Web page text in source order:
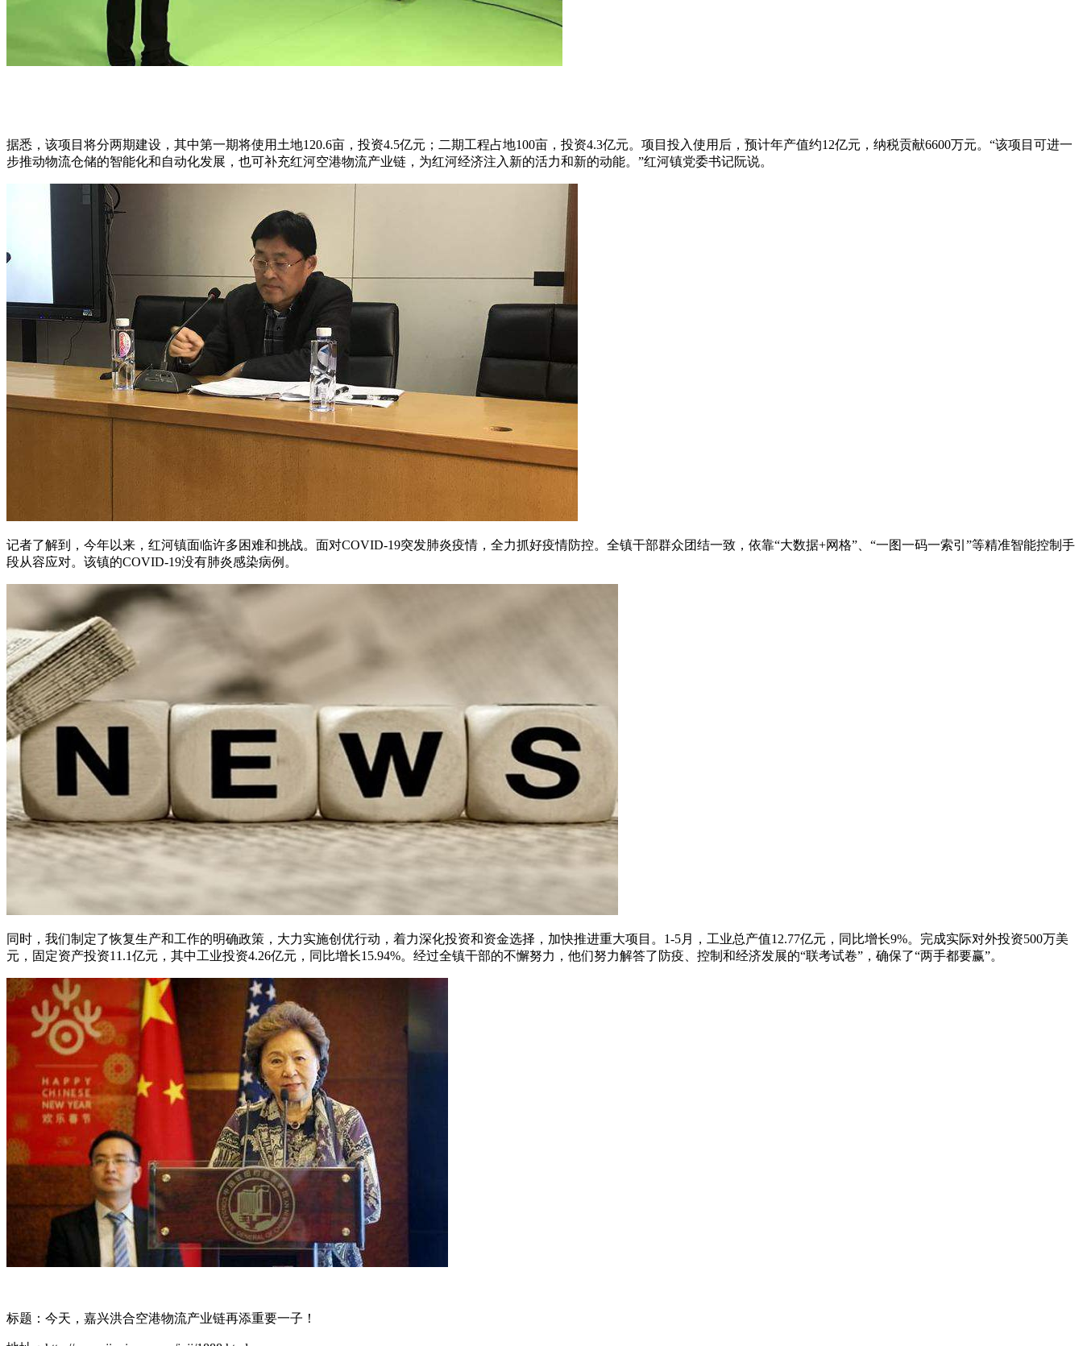
据悉，该项目将分两期建设，其中第一期将使用土地120.6亩，投资4.5亿元；二期工程占地100亩，投资4.3亿元。项目投入使用后，预计年产值约12亿元，纳税贡献6600万元。“该项目可进一
步推动物流仓储的智能化和自动化发展，也可补充红河空港物流产业链，为红河经济注入新的活力和新的动能。”红河镇党委书记阮说。
记者了解到，今年以来，红河镇面临许多困难和挑战。面对COVID-19突发肺炎疫情，全力抓好疫情防控。全镇干部群众团结一致，依靠“大数据+网格”、“一图一码一索引”等精准智能控制手
段从容应对。该镇的COVID-19没有肺炎感染病例。
同时，我们制定了恢复生产和工作的明确政策，大力实施创优行动，着力深化投资和资金选择，加快推进重大项目。1-5月，工业总产值12.77亿元，同比增长9%。完成实际对外投资500万美
元，固定资产投资11.1亿元，其中工业投资4.26亿元，同比增长15.94%。经过全镇干部的不懈努力，他们努力解答了防疫、控制和经济发展的“联考试卷”，确保了“两手都要赢”。
标题：今天，嘉兴洪合空港物流产业链再添重要一子！